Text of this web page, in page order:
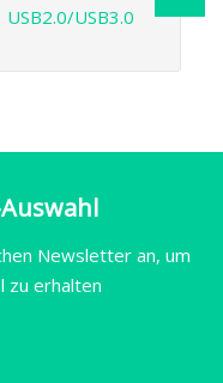
USB2.0/USB3.0
Newsletter an, um
zu erhalten